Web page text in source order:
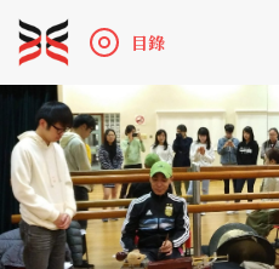
目錄